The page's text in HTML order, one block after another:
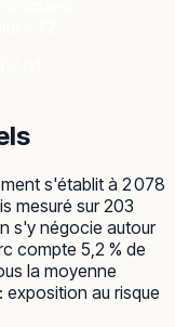
s'établit à 2 078
mesuré sur 203
s'y négocie autour
compte 5,2 % de
la moyenne
exposition au risque